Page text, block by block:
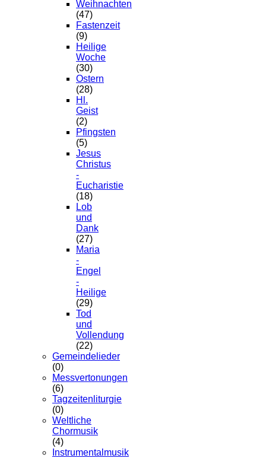
Weihnachten
(47)
Fastenzeit
(9)
Heilige
Woche
(30)
Ostern
(28)
Hl.
Geist
(2)
Pfingsten
(5)
Jesus
Christus
-
Eucharistie
(18)
Lob
und
Dank
(27)
Maria
-
Engel
-
Heilige
(29)
Tod
und
Vollendung
(22)
Gemeindelieder
(0)
Messvertonungen
(6)
Tagzeitenliturgie
(0)
Weltliche
Chormusik
(4)
Instrumentalmusik